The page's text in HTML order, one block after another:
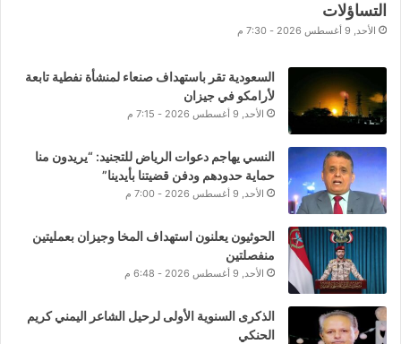
التساؤلات
الأحد, 9 أغسطس 2026 - 7:30 م
السعودية تقر باستهداف صنعاء لمنشأة نفطية تابعة
لأرامكو في جيزان
الأحد, 9 أغسطس 2026 - 7:15 م
النسي يهاجم دعوات الرياض للتجنيد: “يريدون منا
حماية حدودهم ودفن قضيتنا بأيدينا”
الأحد, 9 أغسطس 2026 - 7:00 م
الحوثيون يعلنون استهداف المخا وجيزان بعمليتين
منفصلتين
الأحد, 9 أغسطس 2026 - 6:48 م
الذكرى السنوية الأولى لرحيل الشاعر اليمني كريم
الحنكي